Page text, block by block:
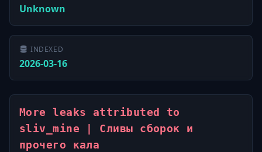
Unknown
INDEXED
2026-03-16
More leaks attributed to
sliv_mine | Сливы сборок и
прочего кала